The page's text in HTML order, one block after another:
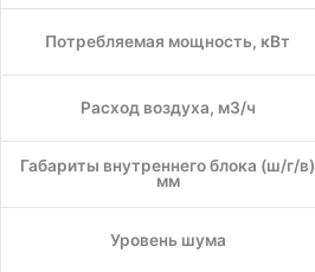
Потребляемая мощность, кВт
Расход воздуха, м3/ч
Габариты внутреннего блока (ш/г/в)
мм
Уровень шума